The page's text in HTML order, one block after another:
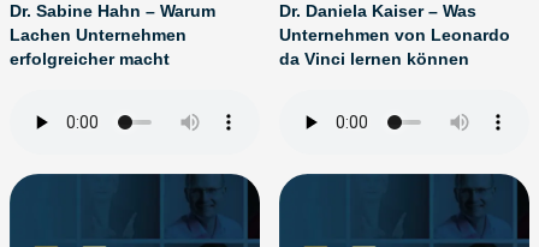
Dr. Sabine Hahn – Warum
Lachen Unternehmen
erfolgreicher macht
Dr. Daniela Kaiser – Was
Unternehmen von Leonardo
da Vinci lernen können